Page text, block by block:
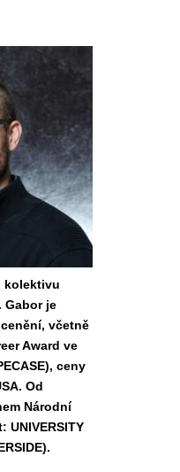
kolektivu
Gabor je
včetně
Award ve
ceny
Od
Národní
UNIVERSITY